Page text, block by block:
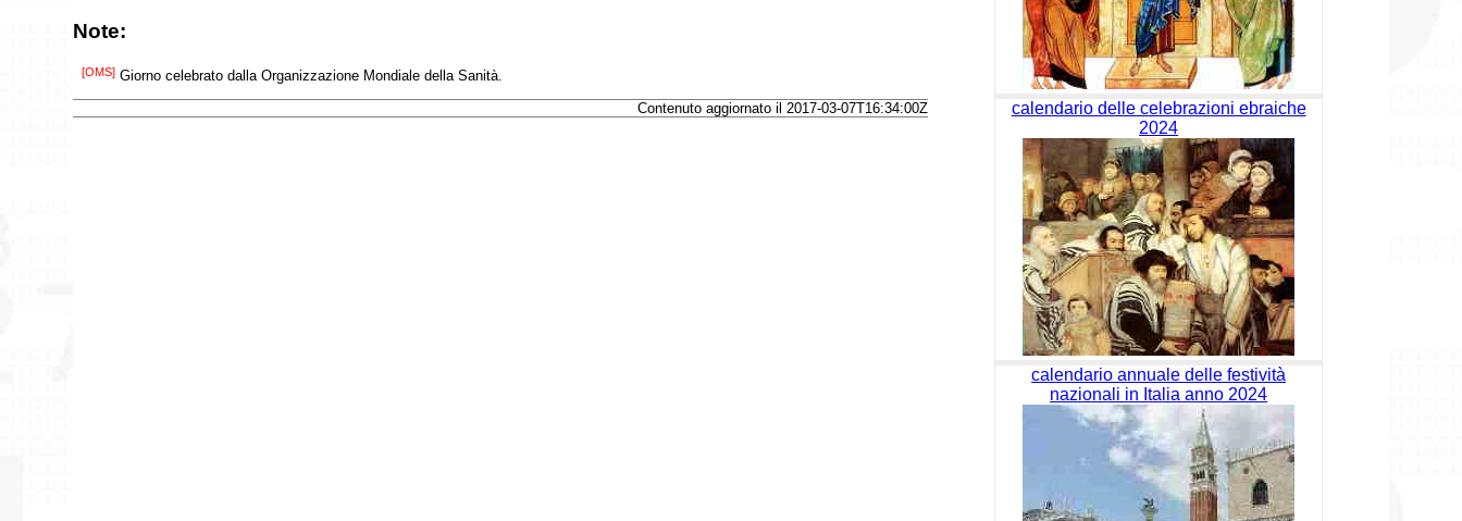
Note:
[OMS] Giorno celebrato dalla Organizzazione Mondiale della Sanità.
Contenuto aggiornato il 2017-03-07T16:34:00Z
calendario delle celebrazioni ebraiche
2024
calendario annuale delle festività
nazionali in Italia anno 2024